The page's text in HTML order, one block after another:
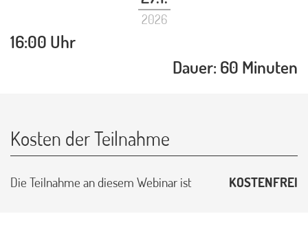
2026
16:00 Uhr
Dauer: 60 Minuten
Kosten der Teilnahme
Die Teilnahme an diesem Webinar ist KOSTENFREI